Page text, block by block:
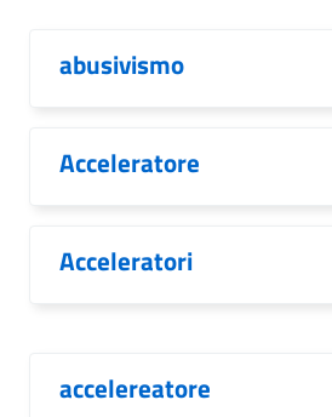
abusivismo
Acceleratore
Acceleratori
accelereatore